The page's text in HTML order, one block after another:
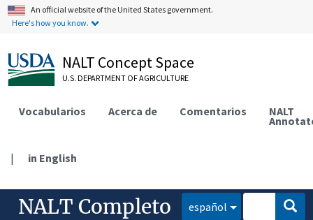
An official website of the United States government.
Here's how you know.
NALT Concept Space
U.S. DEPARTMENT OF AGRICULTURE
Vocabularios Acerca de Comentarios NALT
| in English
NALT Completo español